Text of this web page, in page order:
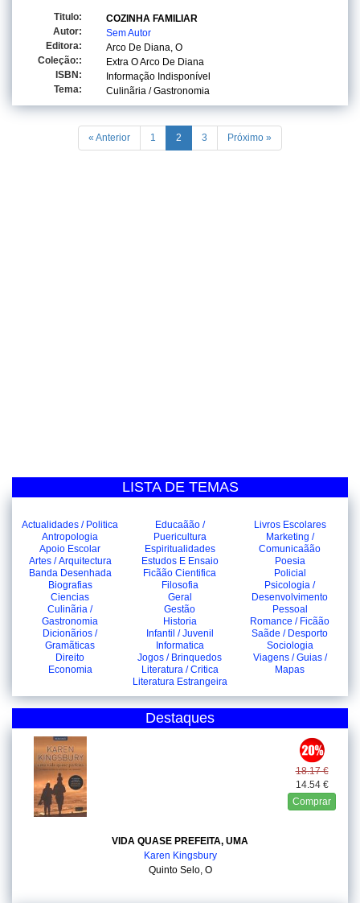
Titulo:
COZINHA FAMILIAR
Autor:
Sem Autor
Editora:
Arco De Diana, O
Coleção::
Extra O Arco De Diana
ISBN:
Informação Indisponível
Tema:
Culinãria / Gastronomia
« Anterior 1 2 3 Próximo »
LISTA DE TEMAS
Actualidades / Politica
Antropologia
Apoio Escolar
Artes / Arquitectura
Banda Desenhada
Biografias
Ciencias
Culinãria /
Gastronomia
Dicionãrios /
Gramãticas
Direito
Economia
Educaãão /
Puericultura
Espiritualidades
Estudos E Ensaio
Ficãão Cientifica
Filosofia
Geral
Gestão
Historia
Infantil / Juvenil
Informatica
Jogos / Brinquedos
Literatura / Critica
Literatura Estrangeira
Livros Escolares
Marketing /
Comunicaãão
Poesia
Policial
Psicologia /
Desenvolvimento
Pessoal
Romance / Ficãão
Saãde / Desporto
Sociologia
Viagens / Guias /
Mapas
Destaques
18.17 €
14.54 €
Comprar
VIDA QUASE PREFEITA, UMA
Karen Kingsbury
Quinto Selo, O